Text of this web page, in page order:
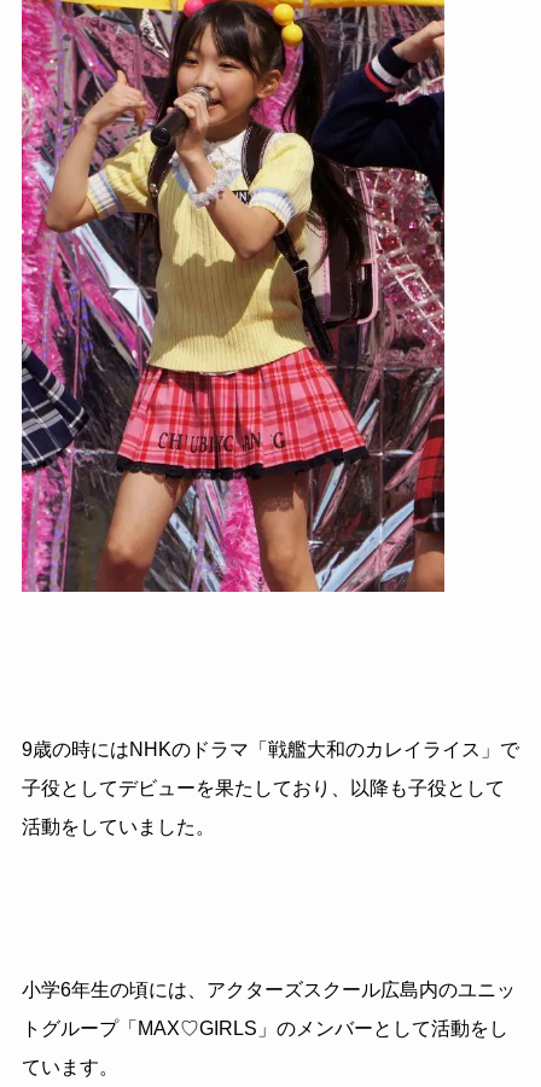
9歳の時にはNHKのドラマ「戦艦大和のカレイライス」で
子役としてデビューを果たしており、以降も子役として
活動をしていました。
小学6年生の頃には、アクターズスクール広島内のユニッ
トグループ「MAX♡GIRLS」のメンバーとして活動をし
ています。